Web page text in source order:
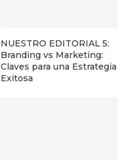
NUESTRO EDITORIAL 5:
Branding vs Marketing:
Claves para una Estrategia
Exitosa